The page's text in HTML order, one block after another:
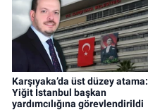
Karşıyaka’da üst düzey atama:
Yiğit İstanbul başkan
yardımcılığına görevlendirildi